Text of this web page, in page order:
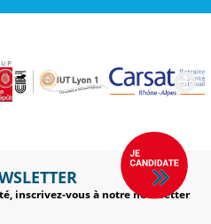
inscrivez-vous à notre newsletter